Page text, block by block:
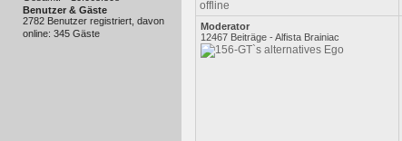
Benutzer & Gäste
2782 Benutzer registriert, davon
online: 345 Gäste
Moderator
12467 Beiträge - Alfista Brainiac